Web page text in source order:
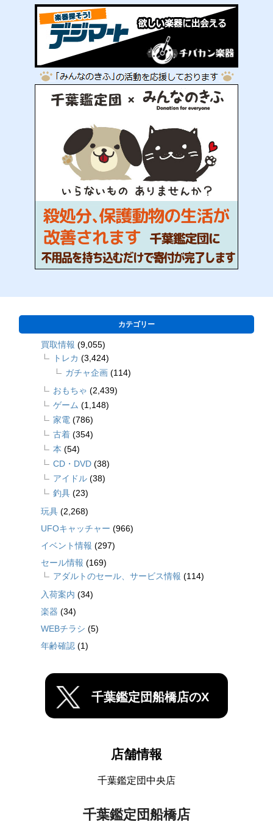
カテゴリー
買取情報 (9,055)
トレカ (3,424)
ガチャ企画 (114)
おもちゃ (2,439)
ゲーム (1,148)
家電 (786)
古着 (354)
本 (54)
CD・DVD (38)
アイドル (38)
釣具 (23)
玩具 (2,268)
UFOキャッチャー (966)
イベント情報 (297)
セール情報 (169)
アダルトのセール、サービス情報 (114)
入荷案内 (34)
楽器 (34)
WEBチラシ (5)
年齢確認 (1)
千葉鑑定団船橋店のX
店舗情報
千葉鑑定団中央店
千葉鑑定団船橋店